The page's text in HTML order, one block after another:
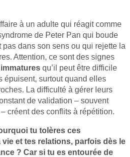
à un adulte qui réagit comme
de Peter Pan qui boude
dans son sens ou qui rejette la
Attention, ce sont des signes
qu’il peut être difficile
épuisent, surtout quand elles
La difficulté à gérer leurs
de validation – souvent
créent des conflits à répétition.
tu tolères ces
et tes relations, parfois dès le
? Car si tu es entourée de